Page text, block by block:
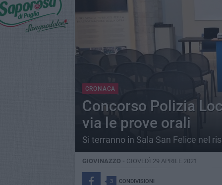
CRONACA
Concorso Polizia
via le prove orali
Si terranno in Sala San Felice nel
GIOVINAZZO - GIOVEDÌ 29 APRILE 2021
3 CONDIVISIONI